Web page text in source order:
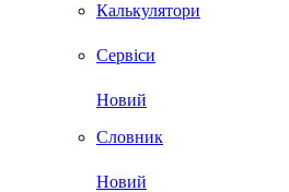
Калькулятори
Сервіси
Новий
Словник
Новий